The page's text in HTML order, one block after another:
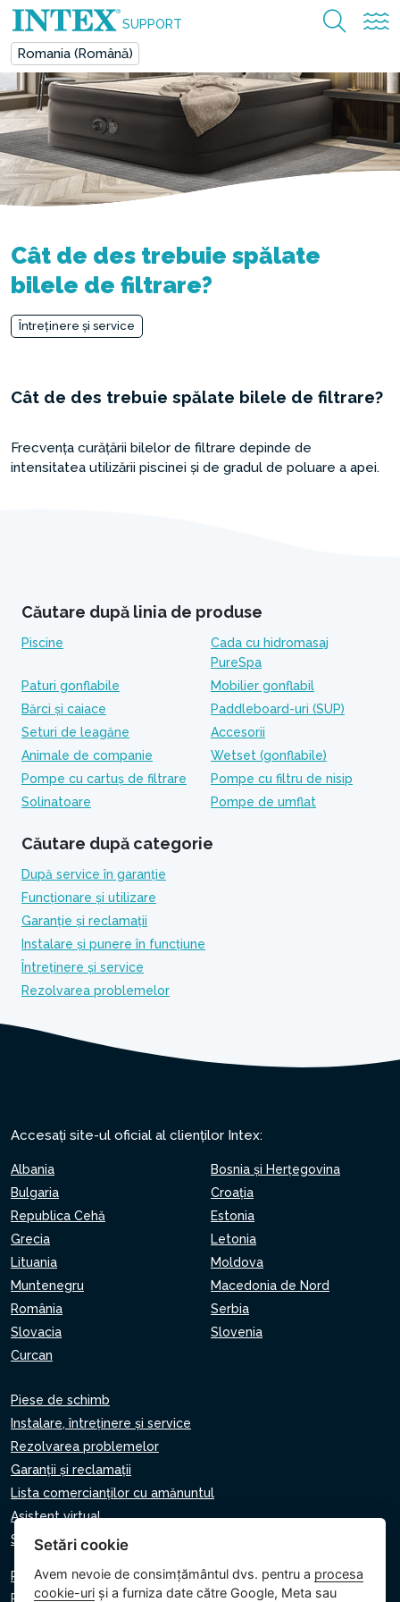
SUPPORT
Romania (Română)
Cât de des trebuie spălate
bilele de filtrare?
Întreținere și service
Cât de des trebuie spălate bilele de filtrare?
Frecvența curățării bilelor de filtrare depinde de
intensitatea utilizării piscinei și de gradul de poluare a apei.
Căutare după linia de produse
Piscine
Cada cu hidromasaj
PureSpa
Paturi gonflabile
Mobilier gonflabil
Bărci și caiace
Paddleboard-uri (SUP)
Seturi de leagăne
Accesorii
Animale de companie
Wetset (gonflabile)
Pompe cu cartuș de filtrare
Pompe cu filtru de nisip
Solinatoare
Pompe de umflat
Căutare după categorie
După service în garanție
Funcționare și utilizare
Garanție și reclamații
Instalare și punere în funcțiune
Întreținere și service
Rezolvarea problemelor
Accesați site-ul oficial al clienților Intex:
Albania
Bosnia și Herțegovina
Bulgaria
Croaţia
Republica Cehă
Estonia
Grecia
Letonia
Lituania
Moldova
Muntenegru
Macedonia de Nord
România
Serbia
Slovacia
Slovenia
Curcan
Piese de schimb
Instalare, întreținere și service
Rezolvarea problemelor
Garanții și reclamații
Lista comercianților cu amănuntul
Asistent virtual
Scrie-ne
Politica de confidențialitate
Politica privind cookie-urile
Setări cookie
Avem nevoie de consimțământul dvs. pentru a procesa
cookie-uri și a furniza date către Google, Meta sau